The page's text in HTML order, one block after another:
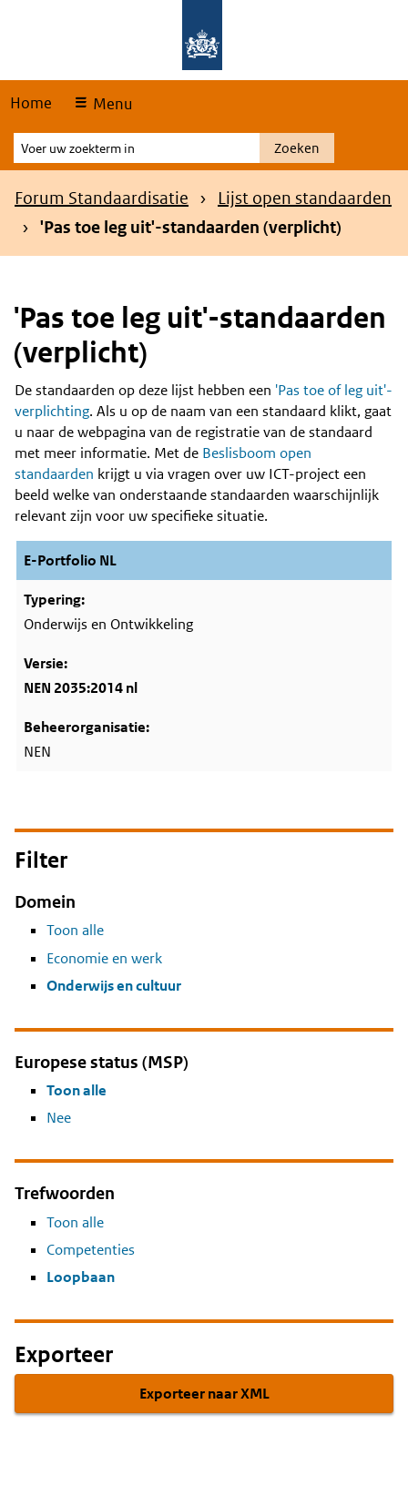
Home Menu
Voer
uw
zoekterm
Zoeken
Kruimelpad
Forum Standaardisatie
Lijst open standaarden
'Pas toe leg uit'-standaarden (verplicht)
'Pas toe leg uit'-standaarden
(verplicht)
Content
De standaarden op deze lijst hebben een 'Pas toe of leg uit'-
verplichting. Als u op de naam van een standaard klikt, gaat
u naar de webpagina van de registratie van de standaard
met meer informatie. Met de Beslisboom open
standaarden krijgt u via vragen over uw ICT-project een
beeld welke van onderstaande standaarden waarschijnlijk
relevant zijn voor uw specifieke situatie.
E-Portfolio NL
Onderwijs en Ontwikkeling
NEN 2035:2014 nl
NEN
Filter
Domein
Toon alle
Economie en werk
Onderwijs en cultuur
Europese status (MSP)
Toon alle
Nee
Trefwoorden
Toon alle
Competenties
Loopbaan
Exporteer
Exporteer naar XML